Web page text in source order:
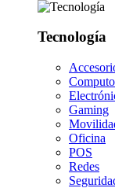
Tecnología
Computo
Gaming
Oficina
POS
Redes